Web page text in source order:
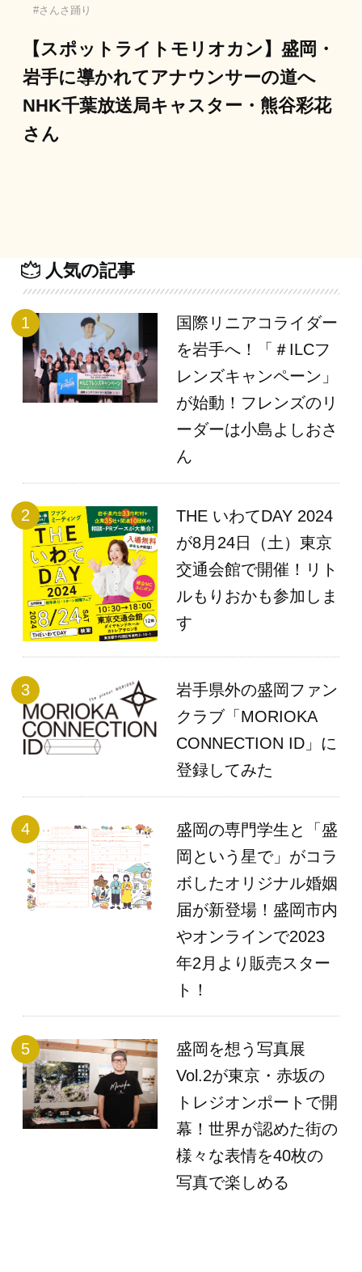
さんさ踊り
【スポットライトモリオカン】盛岡・
岩手に導かれてアナウンサーの道へ
NHK千葉放送局キャスター・熊谷彩花
さん
人気の記事
国際リニアコライダー
を岩手へ！「＃ILCフ
レンズキャンペーン」
が始動！フレンズのリ
ーダーは小島よしおさ
ん
THE いわてDAY 2024
が8月24日（土）東京
交通会館で開催！リト
ルもりおかも参加しま
す
岩手県外の盛岡ファン
クラブ「MORIOKA
CONNECTION ID」に
登録してみた
盛岡の専門学生と「盛
岡という星で」がコラ
ボしたオリジナル婚姻
届が新登場！盛岡市内
やオンラインで2023
年2月より販売スター
ト！
盛岡を想う写真展
Vol.2が東京・赤坂の
トレジオンポートで開
幕！世界が認めた街の
様々な表情を40枚の
写真で楽しめる